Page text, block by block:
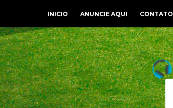
INICIO ANUNCIE AQUI CONTATO